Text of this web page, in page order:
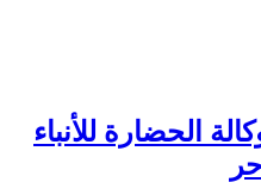
الحضارة للأنباء